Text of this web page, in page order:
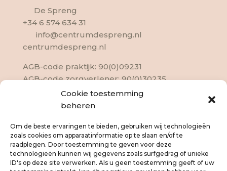
Cookie toestemming
beheren
Om de beste ervaringen te bieden, gebruiken wij technologieën
zoals cookies om apparaatinformatie op te slaan en/of te
raadplegen. Door toestemming te geven voor deze
technologieën kunnen wij gegevens zoals surfgedrag of unieke
ID's op deze site verwerken. Als u geen toestemming geeft of uw
De Spreng
+34 6 574 634 31
info@centrumdespreng.nl
centrumdespreng.nl
AGB-code praktijk: 90(0)09231
AGB-code zorgverlener: 90(0)30235
EAGT-nr: J09-133
KVK :20155935